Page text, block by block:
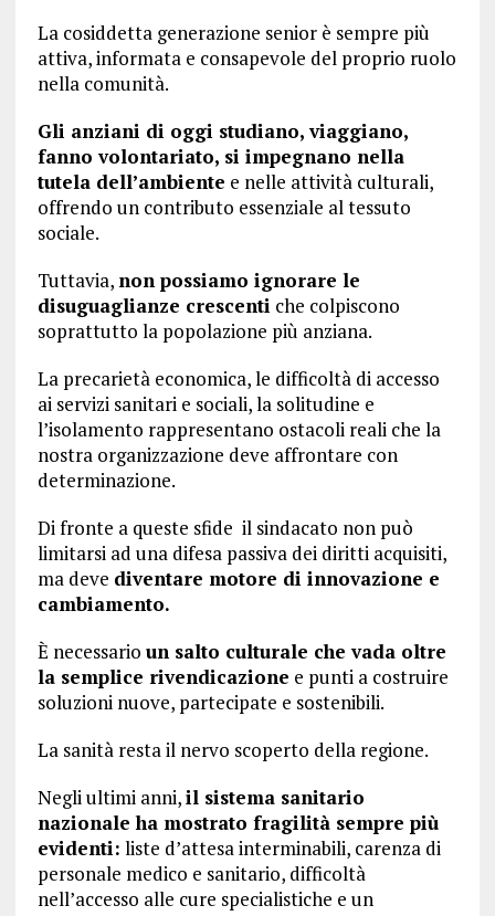
La cosiddetta generazione senior è sempre più
attiva, informata e consapevole del proprio ruolo
nella comunità.
Gli anziani di oggi studiano, viaggiano,
fanno volontariato, si impegnano nella
tutela dell’ambiente e nelle attività culturali,
offrendo un contributo essenziale al tessuto
sociale.
Tuttavia, non possiamo ignorare le
disuguaglianze crescenti che colpiscono
soprattutto la popolazione più anziana.
La precarietà economica, le difficoltà di accesso
ai servizi sanitari e sociali, la solitudine e
l’isolamento rappresentano ostacoli reali che la
nostra organizzazione deve affrontare con
determinazione.
Di fronte a queste sfide il sindacato non può
limitarsi ad una difesa passiva dei diritti acquisiti,
ma deve diventare motore di innovazione e
cambiamento.
È necessario un salto culturale che vada oltre
la semplice rivendicazione e punti a costruire
soluzioni nuove, partecipate e sostenibili.
La sanità resta il nervo scoperto della regione.
Negli ultimi anni,il sistema sanitario
nazionale ha mostrato fragilità sempre più
evidenti: liste d’attesa interminabili, carenza di
personale medico e sanitario, difficoltà
nell’accesso alle cure specialistiche e un